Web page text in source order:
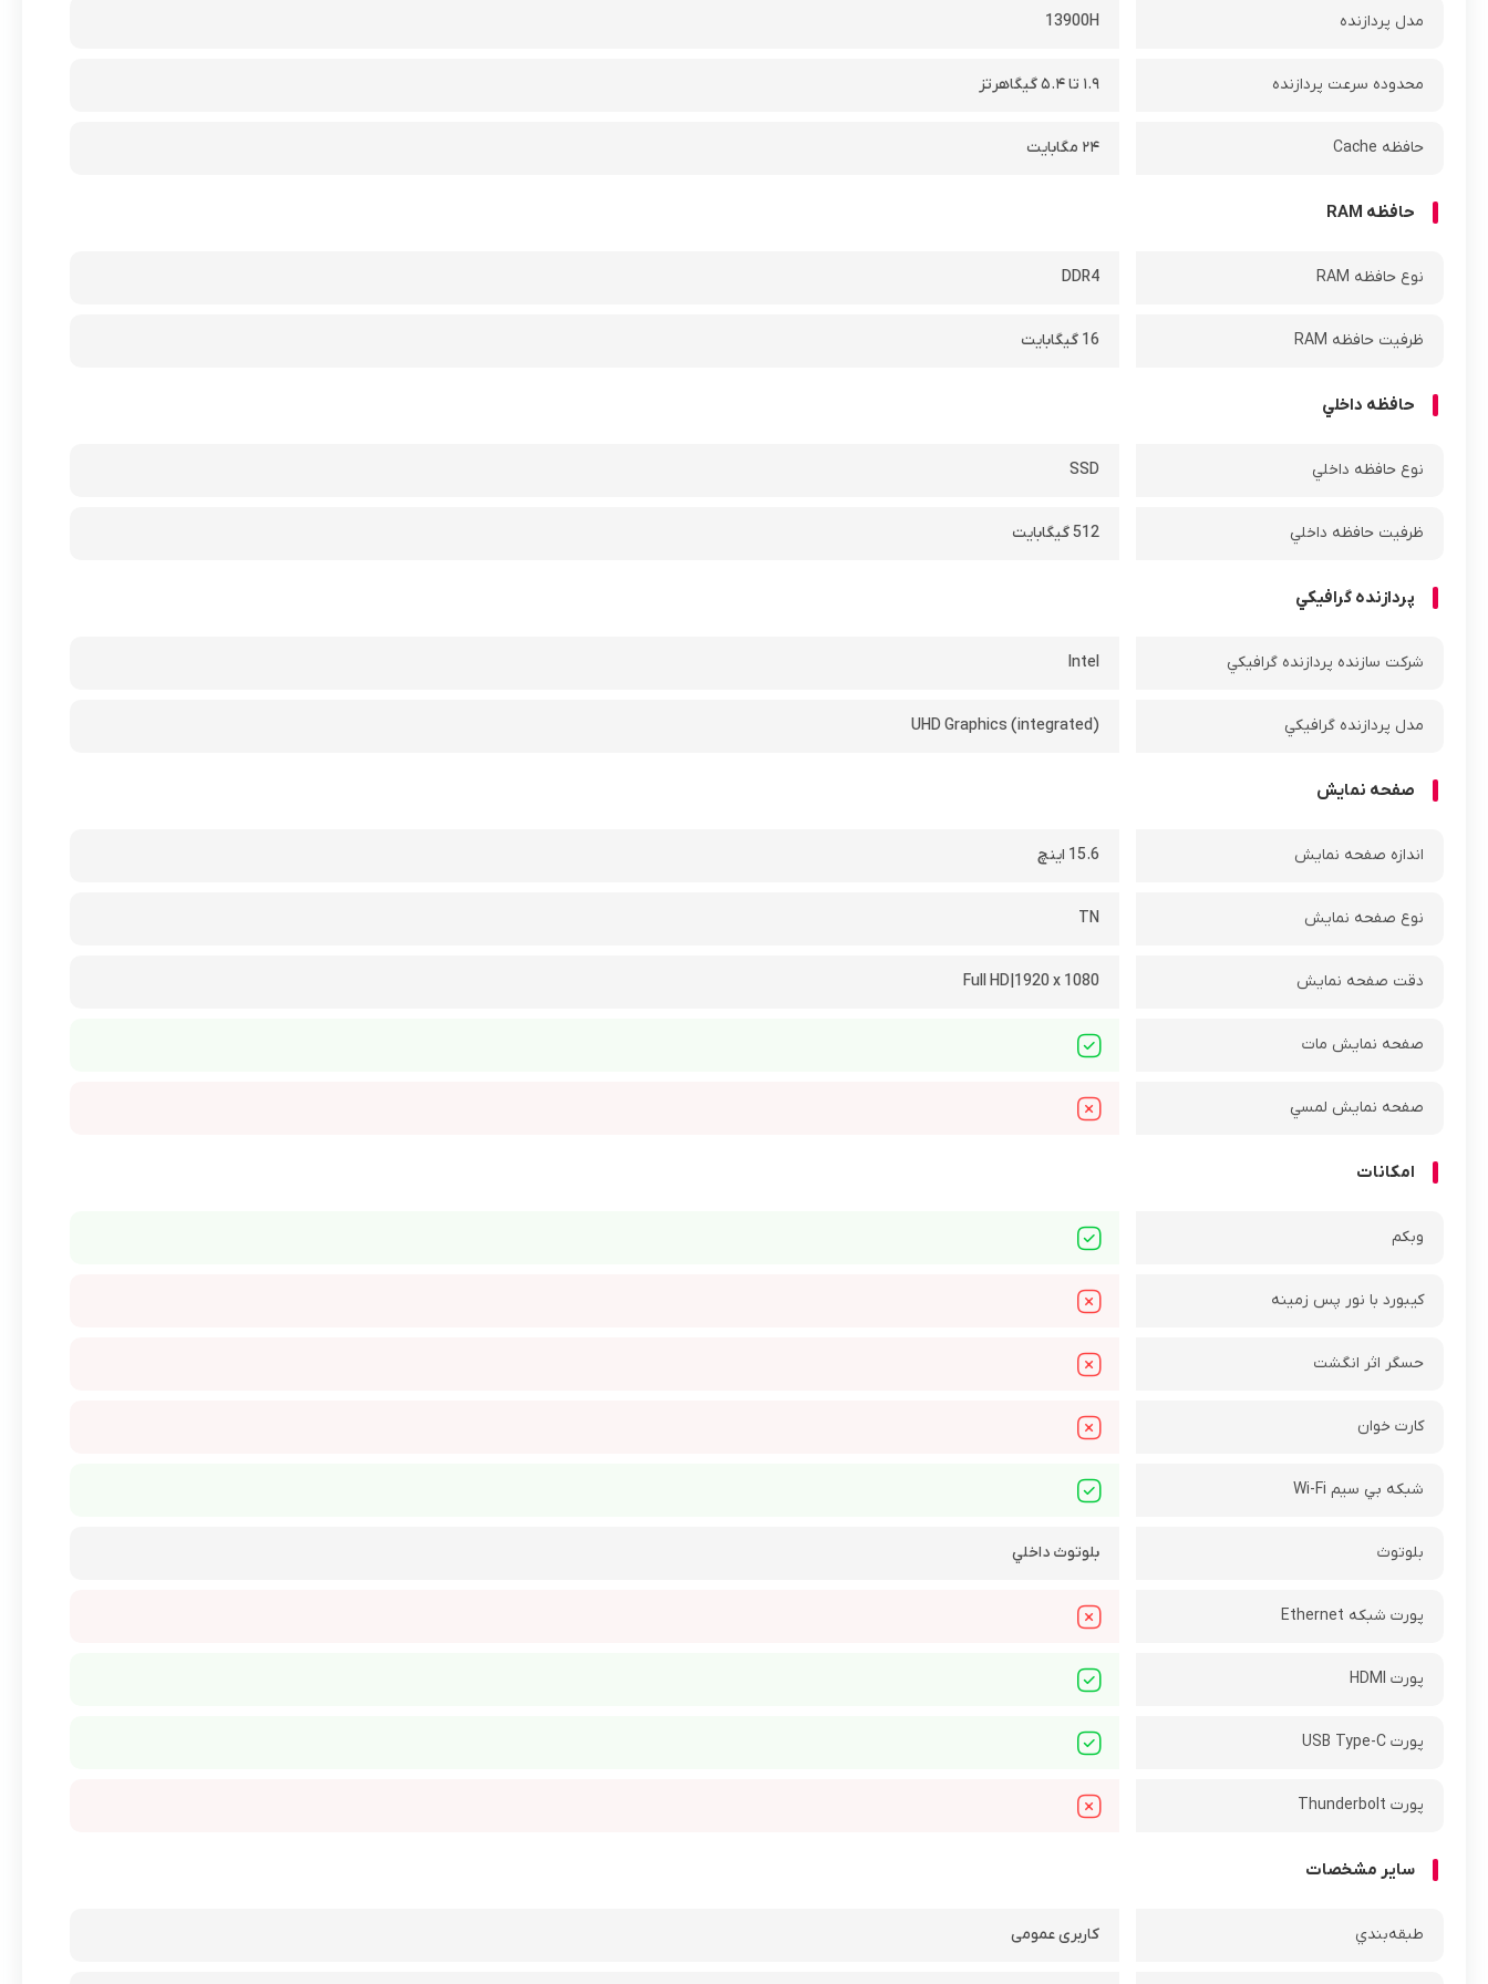
مدل پردازنده 13900H
محدوده سرعت پردازنده ۱.۹ تا ۵.۴ گیگاهرتز
حافظه Cache ۲۴ مگابایت
حافظه RAM
نوع حافظه RAM DDR4
ظرفيت حافظه RAM 16 گيگابايت
حافظه داخلي
نوع حافظه داخلي SSD
ظرفيت حافظه داخلي 512 گیگابایت
پردازنده گرافيکي
شرکت سازنده پردازنده گرافيکي Intel
مدل پردازنده گرافيکي UHD Graphics (integrated)
صفحه نمايش
اندازه صفحه نمايش 15.6 اينچ
نوع صفحه نمايش TN
دقت صفحه نمايش Full HD|1920 x 1080
صفحه نمايش مات
صفحه نمايش لمسي
امکانات
وبکم
کيبورد با نور پس زمينه
حسگر اثر انگشت
کارت خوان
شبکه بي سيم Wi-Fi
بلوتوث بلوتوث داخلي
پورت شبکه Ethernet
پورت HDMI
پورت USB Type-C
پورت Thunderbolt
ساير مشخصات
طبقه‌بندي کاربری عمومی